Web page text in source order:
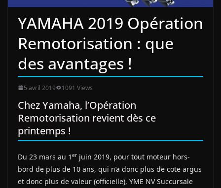
YAMAHA 2019 Opération
Remotorisation : que
des avantages !
5 avril 2019 1091 Views
Chez Yamaha, l’Opération
Remotorisation revient dès ce
printemps !
Du 23 mars au 1 er juin 2019, pour tout moteur hors-
bord de plus de 10 ans, qui n’a donc plus de cote argus
et donc plus de valeur (officielle), YME NV Succursale